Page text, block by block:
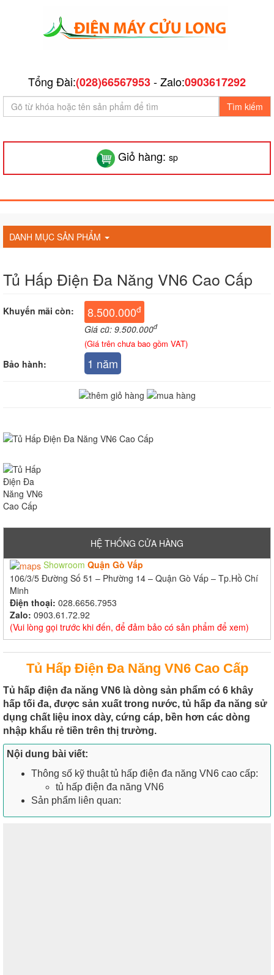
Tổng Đài:(028)66567953- Zalo:0903617292
Tìm kiếm
Giỏ hàng: sp
DANH MỤC SẢN PHẨM
Tủ Hấp Điện Đa Năng VN6 Cao Cấp
Khuyến mãi còn: 8.500.000đ
Giá cũ: 9.500.000đ
(Giá trên chưa bao gồm VAT)
Bảo hành: 1 năm
HỆ THỐNG CỬA HÀNG
Showroom Quận Gò Vấp
106/3/5 Đường Số 51 – Phường 14 – Quận Gò Vấp – Tp.Hồ Chí
Minh
Điện thoại: 028.6656.7953
Zalo: 0903.61.72.92
(Vui lòng gọi trước khi đến, để đảm bảo có sản phẩm để xem)
Tủ Hấp Điện Đa Năng VN6 Cao Cấp
Tủ hấp điện đa năng VN6 là dòng sản phẩm có 6 khây
hấp tối đa, được sản xuất trong nước, tủ hấp đa năng sử
dụng chất liệu inox dày, cứng cáp, bền hơn các dòng
nhập khẩu rẻ tiền trên thị trường.
Nội dung bài viết:
Thông số kỹ thuật tủ hấp điện đa năng VN6 cao cấp:
tủ hấp điện đa năng VN6
Sản phẩm liên quan: